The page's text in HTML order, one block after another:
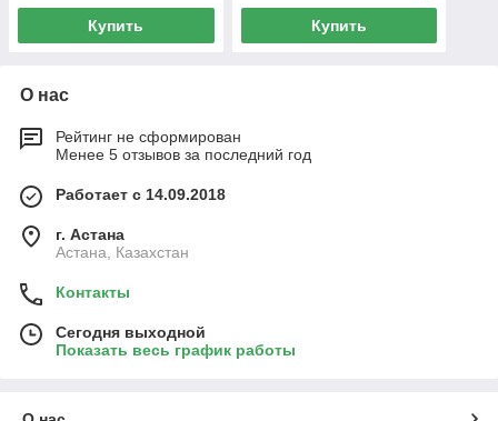
Купить Купить
О нас
Рейтинг не сформирован
Менее 5 отзывов за последний год
Работает с 14.09.2018
г. Астана
Астана, Казахстан
Контакты
Сегодня выходной
Показать весь график работы